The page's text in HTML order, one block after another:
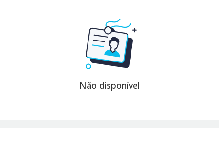
Não disponível